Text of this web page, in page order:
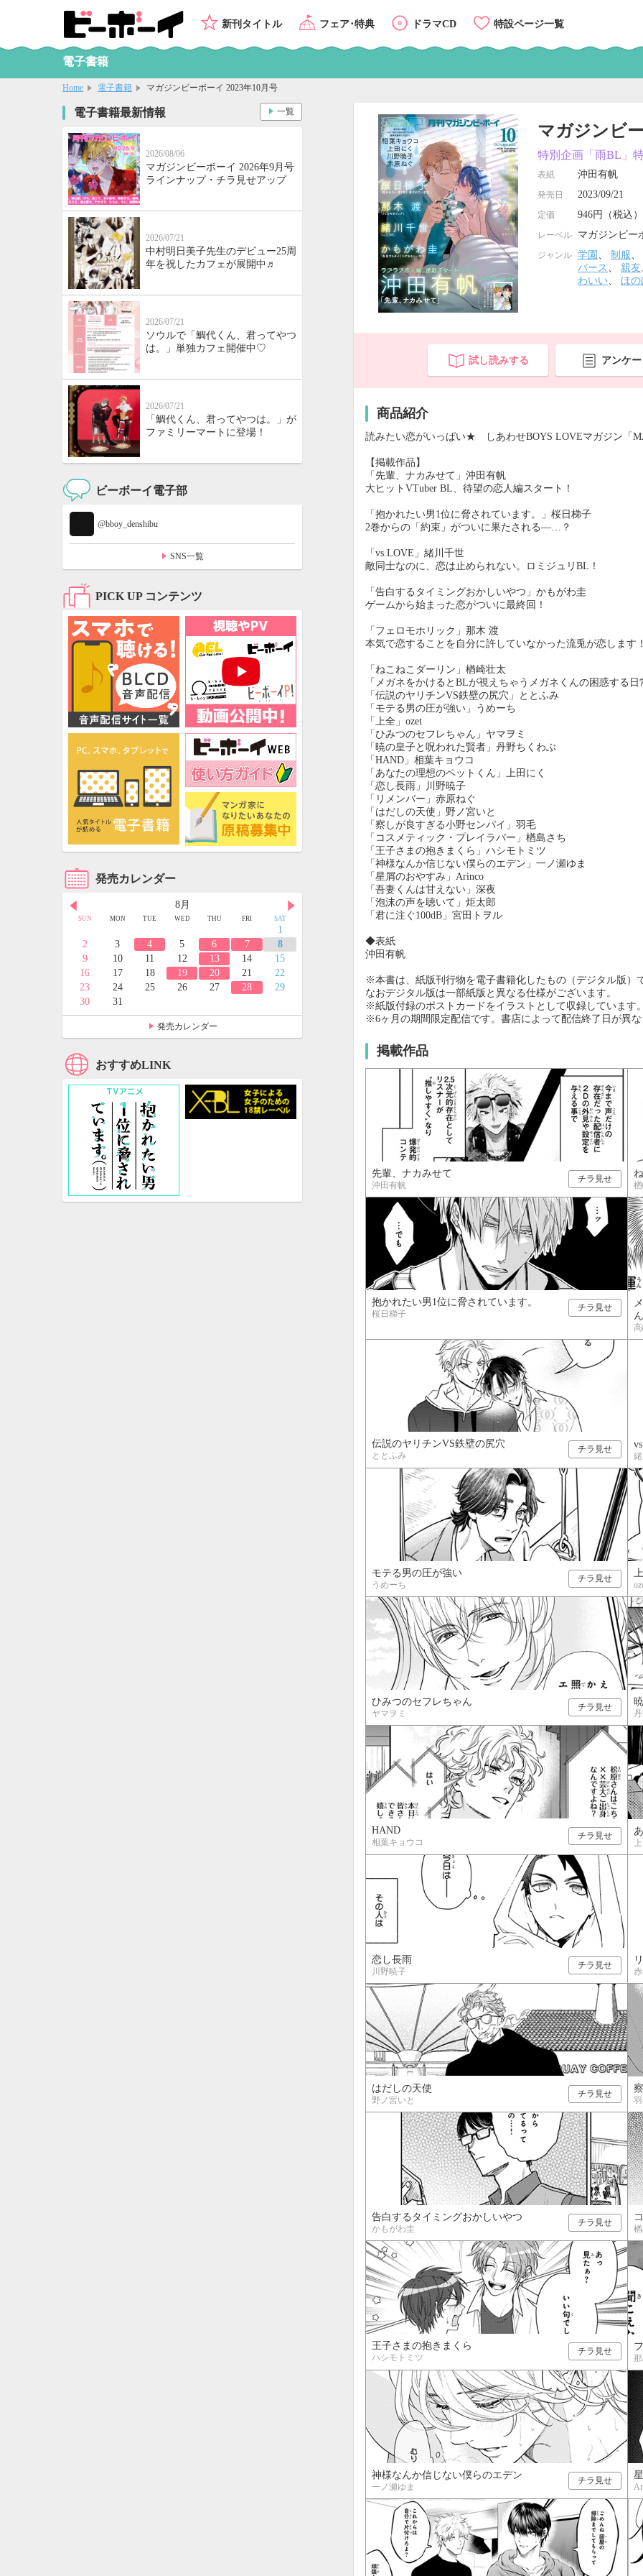
新刊タイトル フェア･特典 ドラマCD 特設ページ一覧
電子書籍
Home 電子書籍 マガジンビーボーイ 2023年10月号
マガジンビ
特別企画「雨BL」
表紙 沖田有帆
発売日 2023/09/21
定価 946円（税込）
レーベル マガジンビー
ジャンル 学園 、 制服、
バース 、 親友
わいい、 ほの
試し読みする アンケー
商品紹介
読みたい恋がいっぱい★ しあわせBOYS LOVEマガジン「
【掲載作品】
「先輩、ナカみせて」沖田有帆
大ヒットVTuber BL、待望の恋人編スタート！
「抱かれたい男1位に脅されています。」桜日梯子
2巻からの「約束」がついに果たされる―…？
「vs.LOVE」緒川千世
敵同士なのに、恋は止められない。ロミジュリBL！
「告白するタイミングおかしいやつ」かもがわ圭
ゲームから始まった恋がついに最終回！
「フェロモホリック」那木 渡
本気で恋することを自分に許していなかった流兎が恋します！
「ねこねこダーリン」楢崎壮太
「メガネをかけるとBLが視えちゃうメガネくんの困惑する日
「伝説のヤリチンVS鉄壁の尻穴」ととふみ
「モテる男の圧が強い」うめーち
「上全」ozet
「ひみつのセフレちゃん」ヤマヲミ
「暁の皇子と呪われた賢者」丹野ちくわぶ
「HAND」相葉キョウコ
「あなたの理想のペットくん」上田にく
「恋し長雨」川野暁子
「リメンバー」赤原ねぐ
「はだしの天使」野ノ宮いと
「察しが良すぎる小野センパイ」羽毛
「コスメティック・プレイラバー」楢島さち
「王子さまの抱きまくら」ハシモトミツ
「神様なんか信じない僕らのエデン」一ノ瀬ゆま
「星屑のおやすみ」Arinco
「吾妻くんは甘えない」深夜
「泡沫の声を聴いて」炬太郎
「君に注ぐ100dB」宮田トヲル
◆表紙
沖田有帆
※本書は、紙版刊行物を電子書籍化したもの（デジタル版）
なおデジタル版は一部紙版と異なる仕様がございます。
※紙版付録のポストカードをイラストとして収録しています。
※6ヶ月の期間限定配信です。書店によって配信終了日が異な
掲載作品
先輩、ナカみせて
沖田有帆
チラ見せ
抱かれたい男1位に脅されています。
桜日梯子
チラ見せ
伝説のヤリチンVS鉄壁の尻穴
ととふみ
チラ見せ
モテる男の圧が強い
うめーち
チラ見せ
ひみつのセフレちゃん
ヤマヲミ
チラ見せ
HAND
相葉キョウコ
チラ見せ
恋し長雨
川野暁子
チラ見せ
はだしの天使
野ノ宮いと
チラ見せ
告白するタイミングおかしいやつ
かもがわ圭
チラ見せ
王子さまの抱きまくら
ハシモトミツ
チラ見せ
神様なんか信じない僕らのエデン
一ノ瀬ゆま
チラ見せ
電子書籍最新情報
2026/08/06
マガジンビーボーイ 2026年9月号
ラインナップ・チラ見せアップ
2026/07/21
中村明日美子先生のデビュー25周
年を祝したカフェが展開中♬
2026/07/21
ソウルで「鯛代くん、君ってやつ
は。」単独カフェ開催中♡
2026/07/21
「鯛代くん、君ってやつは。」が
ファミリーマートに登場！
一覧
ビーボーイ電子部
@bboy_denshibu
SNS一覧
PICK UP コンテンツ
発売カレンダー
8月
SUN MON TUE WED THU FRI SAT
1
2
3 4 5 6 7
8
9
10 11 12 13 14
15
16
17 18 19 20 21
22
23
24 25 26 27 28
29
30
31
9月
TUE WED THU FRI
8
15
22 23 24 25
26
29 30
19 20
25
26 27
発売カレンダー
おすすめLINK